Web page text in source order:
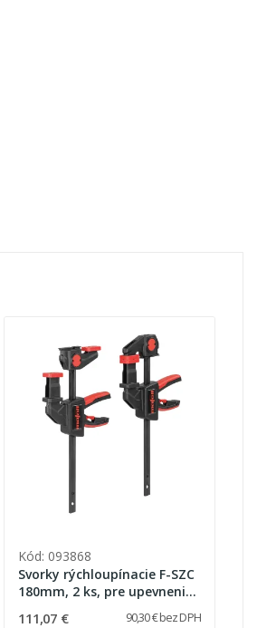
Kód: 093868
Svorky rýchloupínacie F-SZC
180mm, 2 ks, pre upevnenie
111,07 € 90,30 € bez DPH